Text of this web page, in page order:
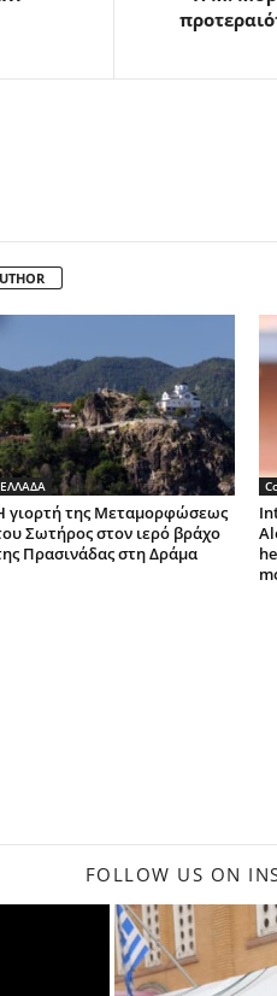
ΕΛΛΑΔΑ
γιορτή της Μεταμορφώσεως
Σωτήρος στον ιερό βράχο
Πρασινάδας στη Δράμα
FOLLOW US ON